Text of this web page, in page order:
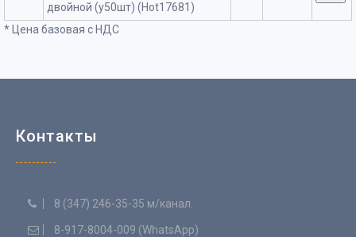
двойной (у50шт) (Hot17681)
* Цена базовая с НДС
Контакты
8 (347) 246-35-35 м/канал.
8-917-8004-009 (WhatsApp)